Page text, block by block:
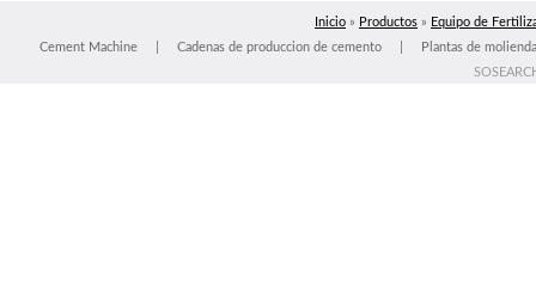
Inicio » Productos » Equipo de
Cement Machine
Cadenas de produccion de cemento
Plantas de